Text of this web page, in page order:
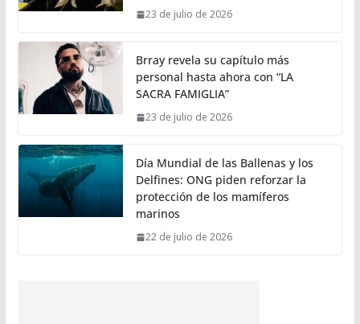
23 de julio de 2026
Brray revela su capítulo más
personal hasta ahora con “LA
SACRA FAMIGLIA”
23 de julio de 2026
Día Mundial de las Ballenas y los
Delfines: ONG piden reforzar la
protección de los mamíferos
marinos
22 de julio de 2026